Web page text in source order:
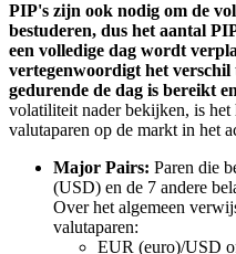
PIP's zijn ook nodig om de
bestuderen, dus het aantal
een volledige dag wordt
vertegenwoordigt het verschil
gedurende de dag is bereikt
volatiliteit nader bekijken, is het
valutaparen op de markt in het
Major Pairs: Paren die
(USD) en de 7 andere
Over het algemeen
valutaparen:
EUR (euro)/USD